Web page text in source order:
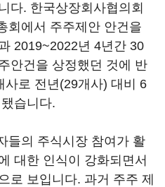
다. 한국상장회사협의회
회에서 주주제안 안건을
2019~2022년 4년간 30
안건을 상정했던 것에 반
로 전년(29개사) 대비 6
습니다.
들의 주식시장 참여가 활
대한 인식이 강화되면서
로 보입니다. 과거 주주 제